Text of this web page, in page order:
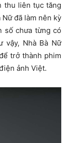
thu liên tục tăng
đã làm nên kỳ
số chưa từng có
vậy, Nhà Bà Nữ
trở thành phim
ảnh Việt.